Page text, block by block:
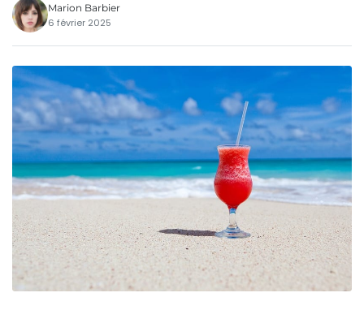
Marion Barbier
6 février 2025